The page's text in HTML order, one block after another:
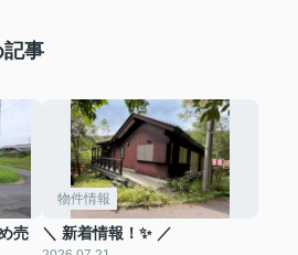
記事
売
物件情報
＼ 新着情報！✨ ／